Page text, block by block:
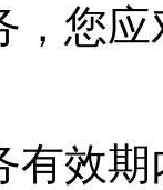
，您
有效